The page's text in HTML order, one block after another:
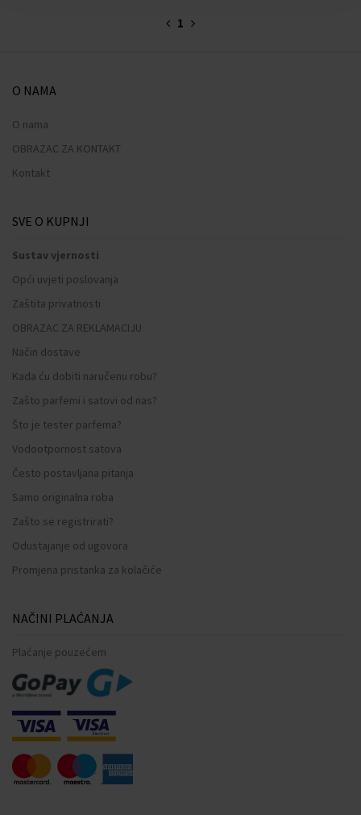
1
O NAMA
O nama
OBRAZAC ZA KONTAKT
Kontakt
SVE O KUPNJI
Sustav vjernosti
Opći uvjeti poslovanja
Zaštita privatnosti
OBRAZAC ZA REKLAMACIJU
Način dostave
Kada ću dobiti naručenu robu?
Zašto parfemi i satovi od nas?
Što je tester parfema?
Vodootpornost satova
Često postavljana pitanja
Samo originalna roba
Zašto se registrirati?
Odustajanje od ugovora
Promjena pristanka za kolačiće
NAČINI PLAĆANJA
Plaćanje pouzećem